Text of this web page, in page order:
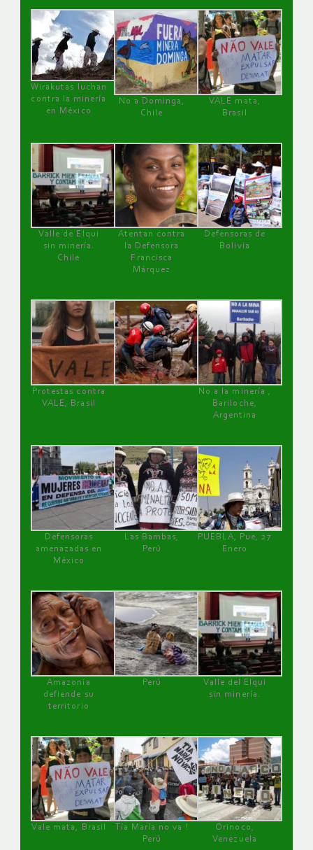
Wirakutas luchan
contra la minería
en México
No a Dominga,
Chile
VALE mata,
Brasil
Valle de Elqui
sin minería.
Chile
Atentan contra
la Defensora
Francisca
Márquez
Defensoras de
Bolivia
Protestas contra
VALE, Brasil
No a la minería ,
Bariloche,
Argentina
Defensoras
amenazadas en
México
Las Bambas,
Perú
PUEBLA, Pue, 27
Enero
Amazonía
defiende su
territorio
Perú
Valle del Elqui
sin minería.
Vale mata, Brasil
Tía María no va !
Perú
Orinoco,
Venezuela